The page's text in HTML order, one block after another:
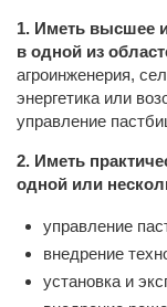
1. Иметь высшее
в одной из
агроинженерия,
энергетика или
управление
2. Иметь
одной или
управление
внедрение
установка и